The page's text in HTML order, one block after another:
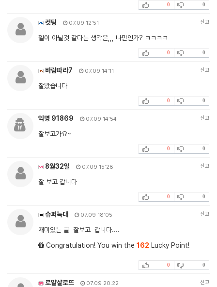
0 0
컷팅 07.09 12:51 신고
젤이 아닐것 같다는 생각은,,, 나만인가? ㅋㅋㅋㅋ
0 0
바람따라7 07.09 14:11 신고
잘봤습니다
0 0
익명 91869 07.09 14:54 신고
잘보고가요~
0 0
8월32일 07.09 15:28 신고
잘 보고 갑니다
0 0
슈퍼늑대 07.09 18:05 신고
재미있는 글 잘보고 갑니다....
Congratulation! You win the 162 Lucky Point!
0 0
로얄샬로뜨 07.09 20:22 신고